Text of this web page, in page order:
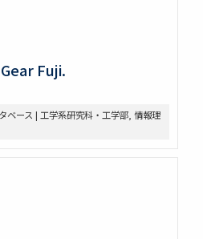
Fuji.
ベース | 工学系研究科・工学部, 情報理